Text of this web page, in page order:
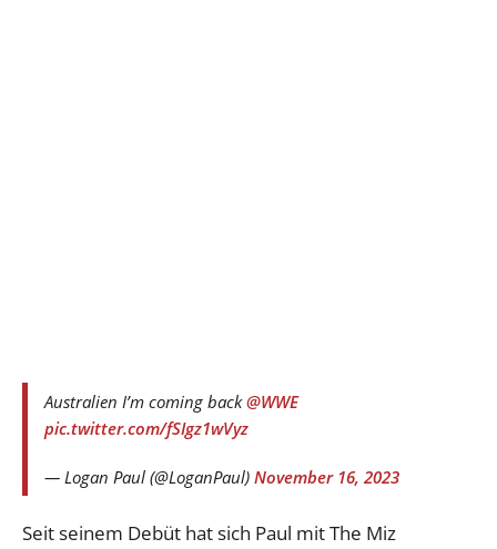
Australien I’m coming back@WWE
pic.twitter.com/fSIgz1wVyz
— Logan Paul (@LoganPaul) November 16, 2023
Seit seinem Debüt hat sich Paul mit The Miz